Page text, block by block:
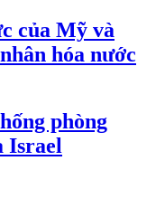
của Mỹ và
hóa nước
phòng
Israel